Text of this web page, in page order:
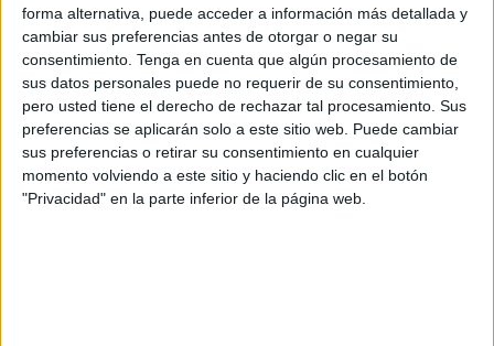
forma alternativa, puede acceder a información más detallada y
cambiar sus preferencias antes de otorgar o negar su
consentimiento. Tenga en cuenta que algún procesamiento de
sus datos personales puede no requerir de su consentimiento,
pero usted tiene el derecho de rechazar tal procesamiento. Sus
preferencias se aplicarán solo a este sitio web. Puede cambiar
sus preferencias o retirar su consentimiento en cualquier
momento volviendo a este sitio y haciendo clic en el botón
"Privacidad" en la parte inferior de la página web.